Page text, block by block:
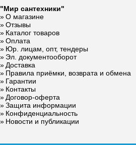
Ревизионный
стальной люк
Lyuker под плитку
FLOOR/90/70
21 994
Подробнее
"Мир сантехники"
О магазине
Отзывы
Каталог товаров
Оплата
Юр. лицам, опт, тендеры
Эл. документооборот
Доставка
Правила приёмки, возврата и обмена
Гарантии
Контакты
Договор-оферта
Защита информации
Конфиденциальность
Новости и публикации